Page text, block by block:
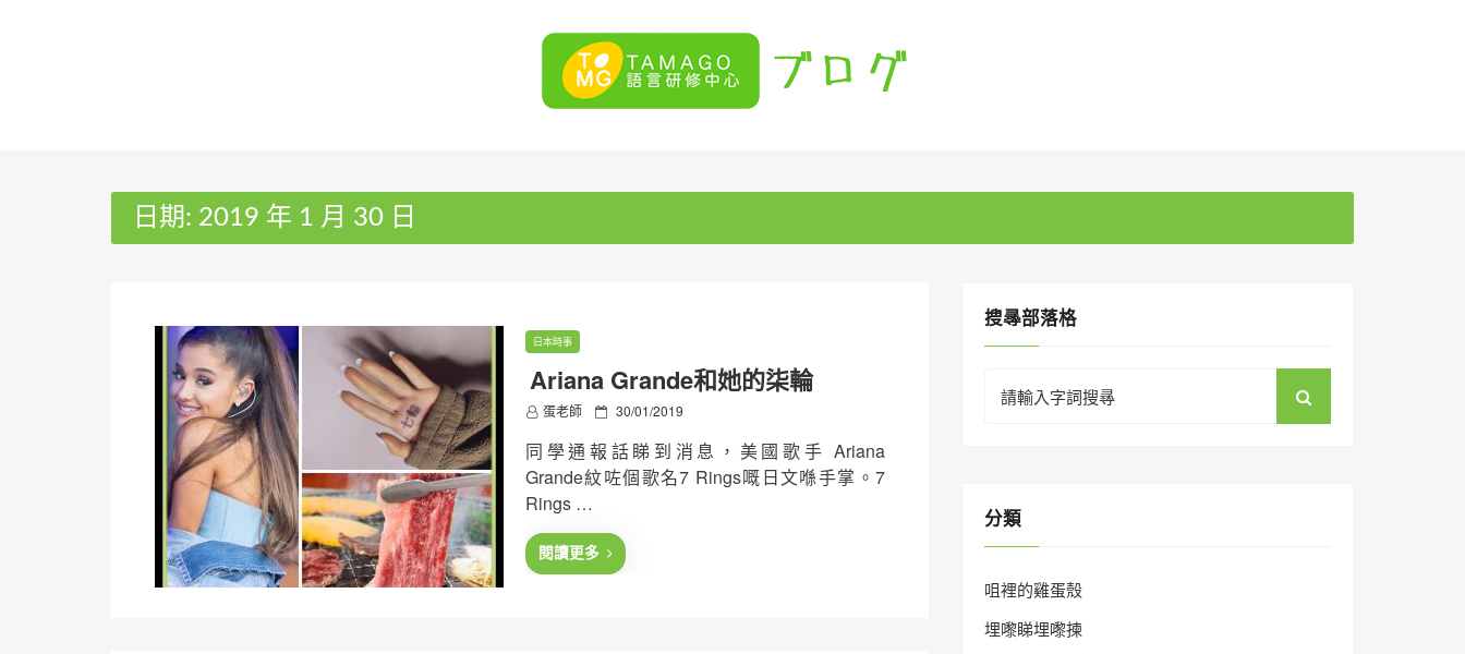
日期: 2019 年 1 月 30 日
日本時事
Ariana Grande和她的柒輪
蛋老師
P
s
t
e
n
30/01/2019
同學通報話睇到消息，美國歌手 Ariana
Grande紋咗個歌名7 Rings嘅日文喺手掌。7
Rings …
閱讀更多
搜㝷部落格
for:
分類
咀裡的雞蛋殼
埋嚟睇埋嚟揀